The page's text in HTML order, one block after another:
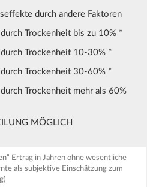
durch andere Faktoren
Trockenheit bis zu 10% *
Trockenheit 10-30% *
Trockenheit 30-60% *
Trockenheit mehr als 60%
MÖGLICH
Ertrag in Jahren ohne wesentliche
als subjektive Einschätzung zum